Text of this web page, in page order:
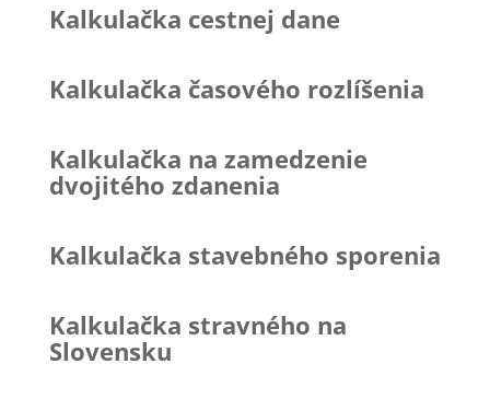
Kalkulačka cestnej dane
Kalkulačka časového rozlíšenia
Kalkulačka na zamedzenie
dvojitého zdanenia
Kalkulačka stavebného sporenia
Kalkulačka stravného na
Slovensku